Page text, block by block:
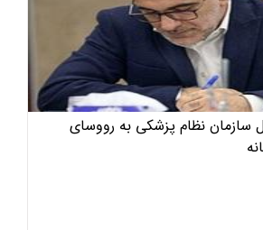
سازمان نظام پزشکی به رووسای